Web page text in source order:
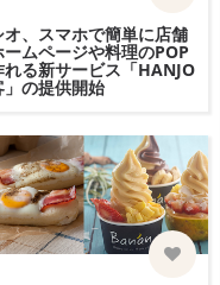
オ、スマホで簡単に店舗
ームページや料理のPOP
れる新サービス「HANJO
」の提供開始